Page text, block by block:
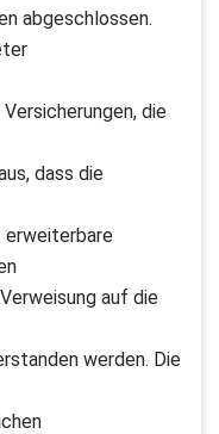
abgeschlossen.
die
dass die
erweiterbare
auf die
werden. Die